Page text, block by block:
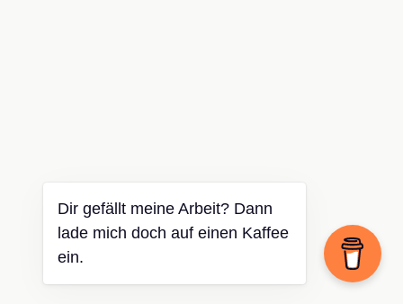
Dir gefällt meine Arbeit? Dann
lade mich doch auf einen Kaffee
ein.